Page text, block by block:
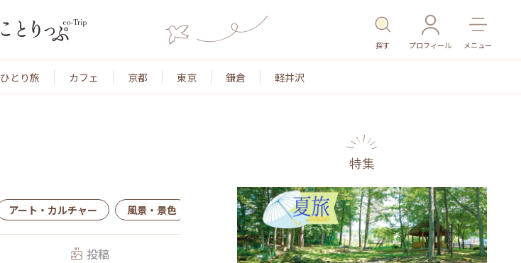
探す プロフィール メニュー
ひとり旅 カフェ 京都 東京 鎌倉 軽井沢
アート・カルチャー 風景・景色 名所・旧跡 温泉・スパ その他施設 ごはん
投稿
特集